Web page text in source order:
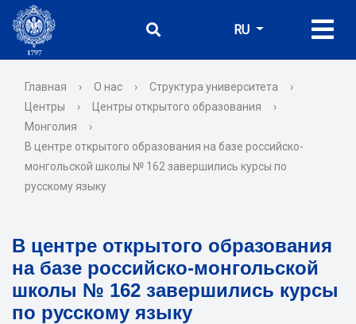
RU
Главная › О нас › Структура университета
›
Центры
› Центры открытого образования
›
Монголия
›
В центре открытого образования на базе российско-
монгольской школы № 162 завершились курсы по
русскому языку
В центре открытого образования
на базе российско-монгольской
школы № 162 завершились курсы
по русскому языку